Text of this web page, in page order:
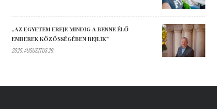
„AZ EGYETEM EREJE MINDIG A BENNE ÉLŐ
EMBEREK KÖZÖSSÉGÉBEN REJLIK”
2025. AUGUSZTUS 29.